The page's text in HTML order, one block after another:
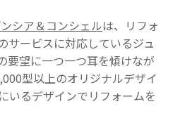
シア＆コンシェルは、リフォ
サービスに対応しているジュ
要望に一つ一つ耳を傾けなが
型以上のオリジナルデザイ
いるデザインでリフォームを